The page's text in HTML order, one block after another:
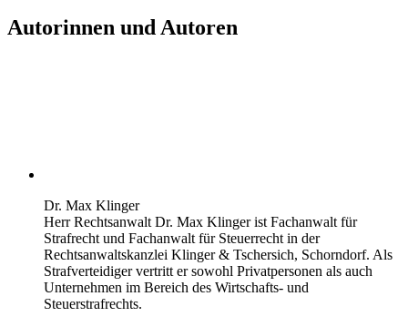
Autorinnen und Autoren
Dr. Max Klinger
Herr Rechtsanwalt Dr. Max Klinger ist Fachanwalt für
Strafrecht und Fachanwalt für Steuerrecht in der
Rechtsanwaltskanzlei Klinger & Tschersich, Schorndorf. Als
Strafverteidiger vertritt er sowohl Privatpersonen als auch
Unternehmen im Bereich des Wirtschafts- und
Steuerstrafrechts.